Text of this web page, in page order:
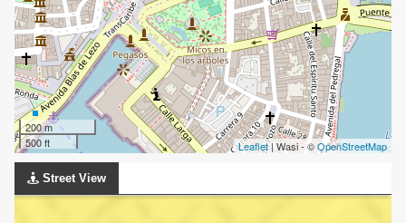
200 m
500 ft
Leaflet| Wasi - ©OpenStreetMap
Street View